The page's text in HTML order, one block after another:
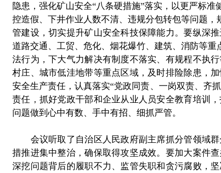
隐患，强化矿山安全“八条硬措施”落实，以更严标
控造假、下井作业人数不清、违规分包转包等问题
管建设，切实提升矿山安全科技保障能力。要纵深
道路交通、工贸、危化、烟花爆竹、建筑、消防等
法行为，下大气力解决有制度不落实、有规程不执
村庄、城市低洼地带等重点区域，及时排险除患，
安全生产责任，认真落实“党政同责、一岗双责、齐
责任，抓好党政干部和企业从业人员安全教育培训
问题做到心中有数、手中有招、细抓严管。
会议听取了自治区人民政府副主席抓分管领域群
措推进集中整治，确保取得攻坚成效。要加大案件
深挖问题背后的履职不力、监管失职和贪污腐败，